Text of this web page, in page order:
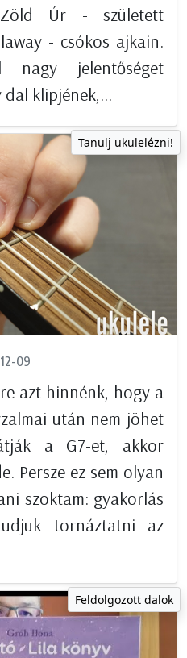
Úr - született
- csókos ajkain.
jelentőséget
klipjének,...
Tanulj ukulelézni!
09
azt hinnénk, hogy a
után nem jöhet
a G7-et, akkor
Persze ez sem olyan
szoktam: gyakorlás
tornáztatni az
Feldolgozott dalok